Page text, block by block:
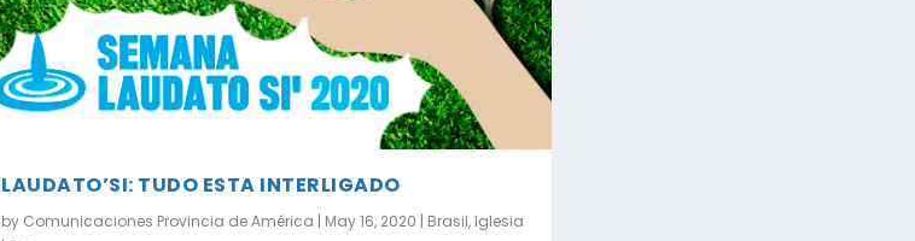
LAUDATO’SI: TUDO ESTA INTERLIGADO
by Comunicaciones Provincia de América | May 16, 2020 | Brasil, Iglesia